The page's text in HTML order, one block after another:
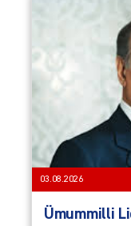
03.08.2026
Ümummilli